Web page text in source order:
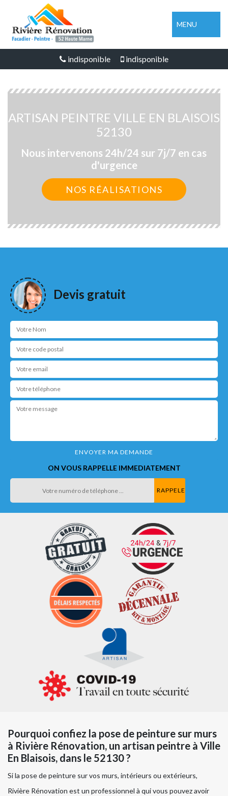
MENU
indisponible indisponible
ARTISAN PEINTRE VILLE EN BLAISOIS
52130
Nous intervenons 24h/24 sur 7j/7 en cas
d'urgence
NOS RÉALISATIONS
Devis gratuit
ON VOUS RAPPELLE IMMEDIATEMENT
Pourquoi confiez la pose de peinture sur murs
à Rivière Rénovation, un artisan peintre à Ville
En Blaisois, dans le 52130 ?
Si la pose de peinture sur vos murs, intérieurs ou extérieurs,
Rivière Rénovation est un professionnel à qui vous pouvez avoir